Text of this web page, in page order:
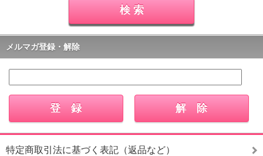
メルマガ登録・解除
特定商取引法に基づく表記（返品など）